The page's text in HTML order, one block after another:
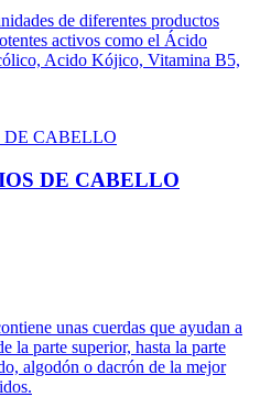
de diferentes productos
activos como el Ácido
Acido Kójico, Vitamina B5,
DE CABELLO
unas cuerdas que ayudan a
la parte superior, hasta la parte
algodón o dacrón de la mejor